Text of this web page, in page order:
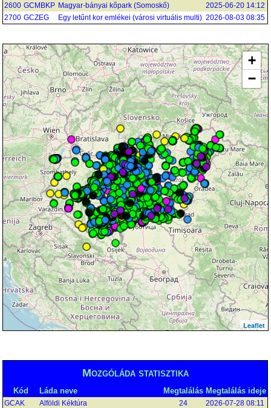
2600 GCMBKP Magyar-bányai kőpark (Somoskő)
2025-06-20 14:12
2700 GCZEG Egy letűnt kor emlékei (városi virtuális multi) 2026-08-03 08:35
+
−
Leaflet
Mozgóláda statisztika
Kód Láda neve Megtalálás Megtalálás ideje
GCAK Alföldi Kéktúra 24
2026-07-28 08:11